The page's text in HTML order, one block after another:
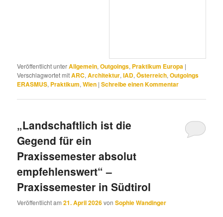
Veröffentlicht unterAllgemein,Outgoings, Praktikum Europa |
Verschlagwortet mitARC,Architektur,IAD,Österreich,Outgoings
ERASMUS, Praktikum,Wien |Schreibe einen Kommentar
„Landschaftlich ist die
Gegend für ein
Praxissemester absolut
empfehlenswert“ –
Praxissemester in Südtirol
Veröffentlicht am21. April 2026vonSophie Wandinger